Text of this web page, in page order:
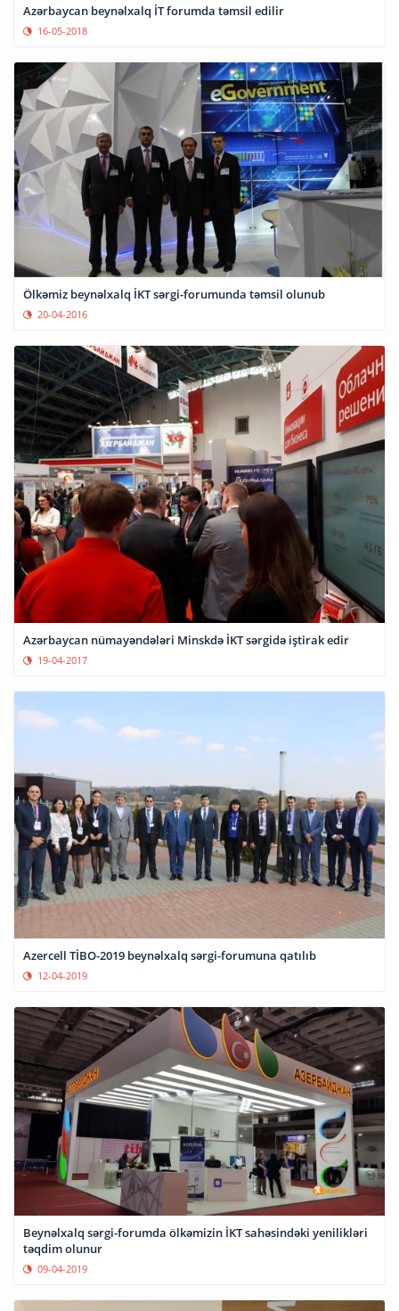
Azərbaycan beynəlxalq İT forumda təmsil edilir
16-05-2018
Ölkəmiz beynəlxalq İKT sərgi-forumunda təmsil olunub
20-04-2016
Azərbaycan nümayəndələri Minskdə İKT sərgidə iştirak edir
19-04-2017
Azercell TİBO-2019 beynəlxalq sərgi-forumuna qatılıb
12-04-2019
Beynəlxalq sərgi-forumda ölkəmizin İKT sahəsindəki yenilikləri
təqdim olunur
09-04-2019